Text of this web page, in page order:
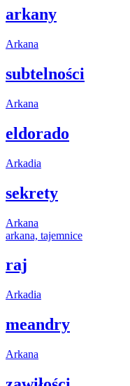
arkany
Arkana
subtelności
Arkana
eldorado
Arkadia
sekrety
Arkana
arkana, tajemnice
raj
Arkadia
meandry
Arkana